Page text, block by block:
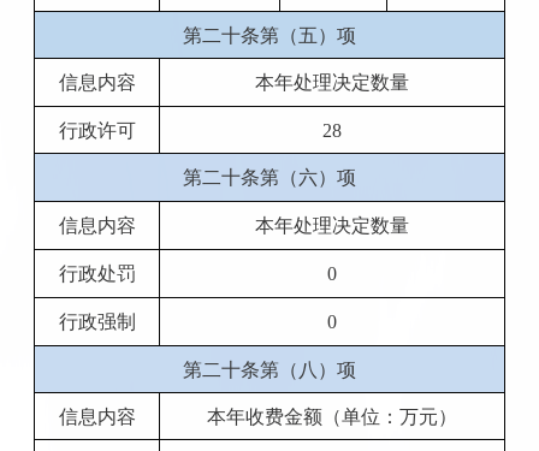
第二十条第（五）项
信息内容 本年处理决定数量
行政许可 28
第二十条第（六）项
信息内容 本年处理决定数量
行政处罚 0
行政强制 0
第二十条第（八）项
信息内容 本年收费金额（单位：万元）